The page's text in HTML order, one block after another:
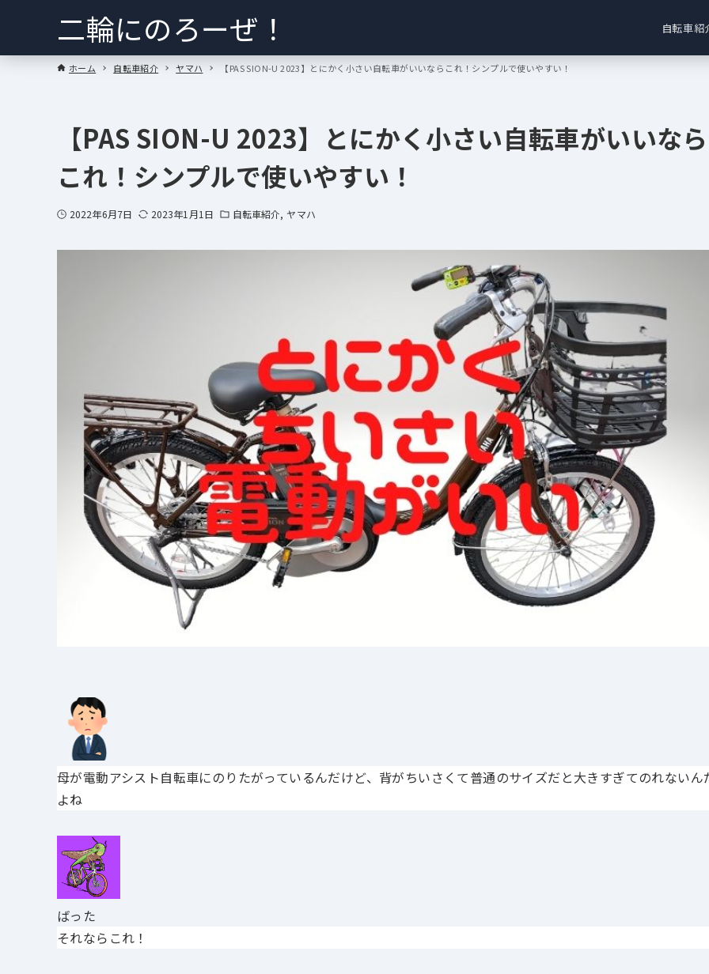
二輪にのろーぜ！ 自転車紹
ホーム 自転車紹介 ヤマハ 【PAS SION-U 2023】とにかく小さい自転車がいいならこれ！シンプルで使いやすい！
【PAS SION-U 2023】とにかく小さい自転車がいいなら
これ！シンプルで使いやすい！
2022年6月7日 2023年1月1日 自転車紹介 ヤマハ
母が電動アシスト自転車にのりたがっているんだけど、背がちいさくて普通のサイズだと大きすぎてのれないん
よね
ばった
それならこれ！